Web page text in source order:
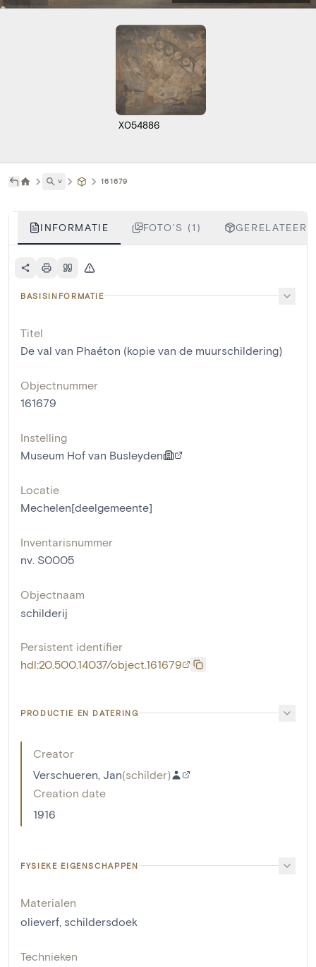
X054886
˅ 161679
INFORMATIE FOTO'S (1)
BASISINFORMATIE
Titel
De val van Phaéton (kopie van de muurschildering)
Objectnummer
161679
Instelling
Museum Hof van Busleyden
Locatie
Mechelen[deelgemeente]
Inventarisnummer
nv. S0005
Objectnaam
schilderij
Persistent identifier
hdl:20.500.14037/object.161679
PRODUCTIE EN DATERING
Creator
Verschueren, Jan(schilder)
Creation date
1916
FYSIEKE EIGENSCHAPPEN
Materialen
olieverf schildersdoek
Technieken